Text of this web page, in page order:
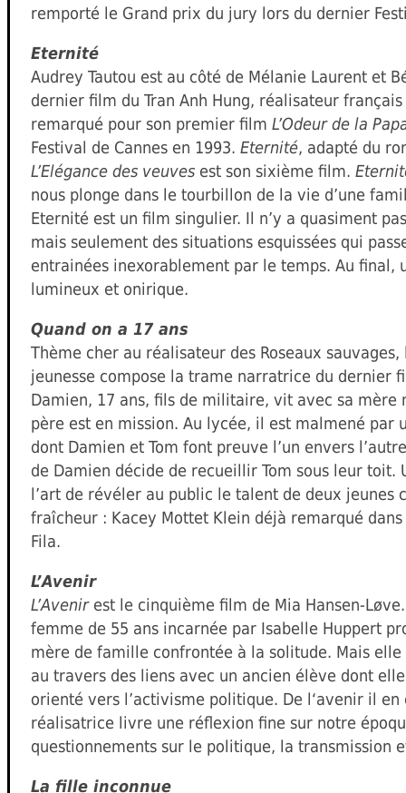
remporté le Grand prix du jury lors du dernier
Eternité
Audrey Tautou est au côté de Mélanie Laurent et
dernier film du Tran Anh Hung, réalisateur
remarqué pour son premier film L’Odeur de la
Festival de Cannes en 1993. Eternité, adapté du
L’Elégance des veuves est son sixième film.
nous plonge dans le tourbillon de la vie d’une
Eternité est un film singulier. Il n’y a quasiment
mais seulement des situations esquissées qui
entrainées inexorablement par le temps. Au final,
lumineux et onirique.
Quand on a 17 ans
Thème cher au réalisateur des Roseaux
jeunesse compose la trame narratrice du dernier
Damien, 17 ans, fils de militaire, vit avec sa mère
père est en mission. Au lycée, il est malmené par
dont Damien et Tom font preuve l’un envers
de Damien décide de recueillir Tom sous leur toit.
l’art de révéler au public le talent de deux jeunes
fraîcheur : Kacey Mottet Klein déjà remarqué
Fila.
L’Avenir
L’Avenirest le cinquième film de Mia Hansen-
femme de 55 ans incarnée par Isabelle Huppert
mère de famille confrontée à la solitude. Mais
au travers des liens avec un ancien élève dont
orienté vers l’activisme politique. De l‘avenir il
réalisatrice livre une réflexion fine sur notre
questionnements sur le politique, la transmission
La fille inconnue